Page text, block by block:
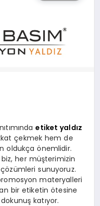
etiket yaldız
çekmek hem de
oldukça önemlidir.
biz, her müşterimizin
sunuyoruz.
materyalleri
bir etiketin ötesine
katıyor.